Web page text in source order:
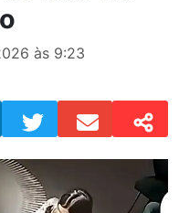
às 9:23